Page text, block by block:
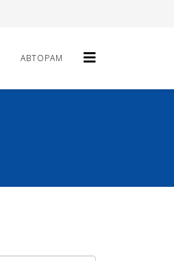
АВТОРАМ